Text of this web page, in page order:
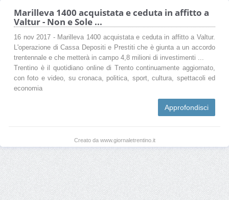
Marilleva 1400 acquistata e ceduta in affitto a
Valtur - Non e Sole ...
16 nov 2017 - Marilleva 1400 acquistata e ceduta in affitto a Valtur.
L'operazione di Cassa Depositi e Prestiti che è giunta a un accordo
trentennale e che metterà in campo 4,8 milioni di investimenti ...
Trentino è il quotidiano online di Trento continuamente aggiornato,
con foto e video, su cronaca, politica, sport, cultura, spettacoli ed
economia
Approfondisci
Creato da www.giornaletrentino.it